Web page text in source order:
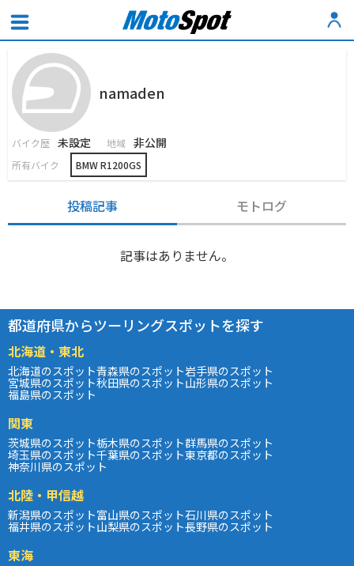
namaden
バイク歴 未設定 地域 非公開
所有バイク BMW R1200GS
投稿記事 モトログ
記事はありません。
都道府県からツーリングスポットを探す
北海道・東北
北海道のスポット青森県のスポット岩手県のスポット
宮城県のスポット秋田県のスポット山形県のスポット
福島県のスポット
関東
茨城県のスポット栃木県のスポット群馬県のスポット
埼玉県のスポット千葉県のスポット東京都のスポット
神奈川県のスポット
北陸・甲信越
新潟県のスポット富山県のスポット石川県のスポット
福井県のスポット山梨県のスポット長野県のスポット
東海